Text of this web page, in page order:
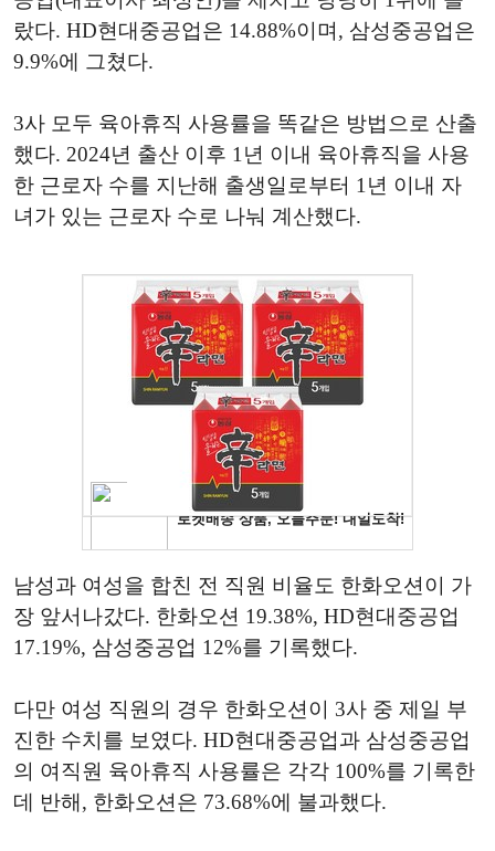
랐다. HD현대중공업은 14.88%이며, 삼성중공업은
9.9%에 그쳤다.
3사 모두 육아휴직 사용률을 똑같은 방법으로 산출
했다. 2024년 출산 이후 1년 이내 육아휴직을 사용
한 근로자 수를 지난해 출생일로부터 1년 이내 자
녀가 있는 근로자 수로 나눠 계산했다.
남성과 여성을 합친 전 직원 비율도 한화오션이 가
장 앞서나갔다. 한화오션 19.38%, HD현대중공업
17.19%, 삼성중공업 12%를 기록했다.
다만 여성 직원의 경우 한화오션이 3사 중 제일 부
진한 수치를 보였다. HD현대중공업과 삼성중공업
의 여직원 육아휴직 사용률은 각각 100%를 기록한
데 반해, 한화오션은 73.68%에 불과했다.